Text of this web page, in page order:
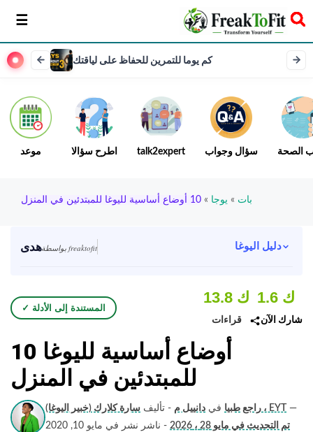
سخر
كم يوما للتمرين للحفاظ على لياقتك
موعد اطرح سؤالا talk2expert سؤال وجواب الصحة
بات » يوجا » 10 أوضاع أساسية لليوغا للمبتدئين في المنزل
هدى بواسطة freaktofit دليل اليوغا
✓ المستندة إلى الأدلة
13.8 ك
قراءات
1.6 ك
شارك الآن
10 أوضاع أساسية لليوغا
للمبتدئين في المنزل
راجع طبيا في دانييل م - تأليف سارة كلارك (خبير اليوغا) ، EYT
—
تم التحديث في مايو 28 ، 2026
- ناشر نشر في مايو 10, 2020